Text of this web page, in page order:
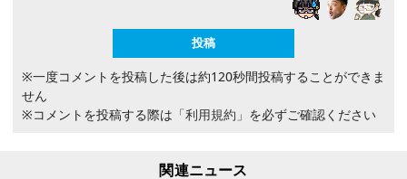
※一度コメントを投稿した後は約120秒間投稿することができま
せん
※コメントを投稿する際は 「利用規約」 を必ずご確認ください
関連ニュース